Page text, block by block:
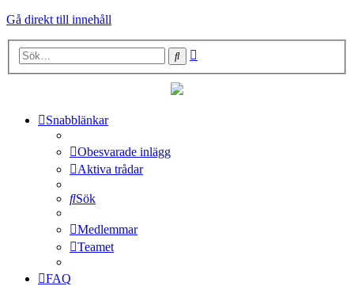
Gå direkt till innehåll
Sök
Snabblänkar
Obesvarade inlägg
Aktiva trådar
Sök
Medlemmar
Teamet
FAQ